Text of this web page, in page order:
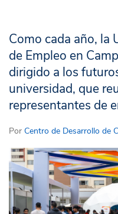
Como cada año, la
de Empleo en
dirigido a los
universidad, que
representantes de
Por Centro de Desarrollo de